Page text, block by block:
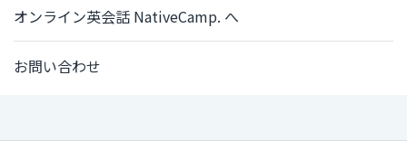
オンライン英会話 NativeCamp. へ
お問い合わせ